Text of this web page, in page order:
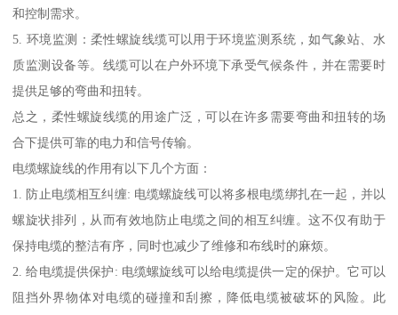
和控制需求。
5. 环境监测：柔性螺旋线缆可以用于环境监测系统，如气象站、水
质监测设备等。线缆可以在户外环境下承受气候条件，并在需要时
提供足够的弯曲和扭转。
总之，柔性螺旋线缆的用途广泛，可以在许多需要弯曲和扭转的场
合下提供可靠的电力和信号传输。
电缆螺旋线的作用有以下几个方面：
1. 防止电缆相互纠缠: 电缆螺旋线可以将多根电缆绑扎在一起，并以
螺旋状排列，从而有效地防止电缆之间的相互纠缠。这不仅有助于
保持电缆的整洁有序，同时也减少了维修和布线时的麻烦。
2. 给电缆提供保护: 电缆螺旋线可以给电缆提供一定的保护。它可以
阻挡外界物体对电缆的碰撞和刮擦，降低电缆被破坏的风险。此